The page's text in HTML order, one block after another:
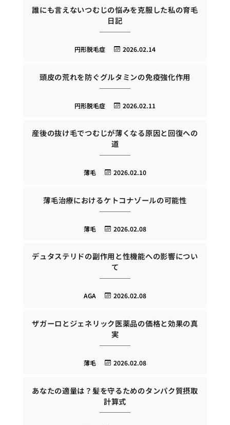
誰にも言えないつむじの悩みを克服した私の育毛
日記
2026.02.14
円形脱毛症
頭皮の荒れを防ぐグルタミンの免疫強化作用
2026.02.11
円形脱毛症
産後の抜け毛でつむじが薄くなる原因と回復への
道
2026.02.10
薄毛
薄毛治療におけるケトコナゾールの可能性
2026.02.08
薄毛
デュタステリドの副作用と性機能への影響につい
て
2026.02.08
AGA
ザガーロとジェネリック医薬品の価格と効果の真
実
2026.02.08
薄毛
あなたの適量は？髪を守るためのタンパク質摂取
計算式